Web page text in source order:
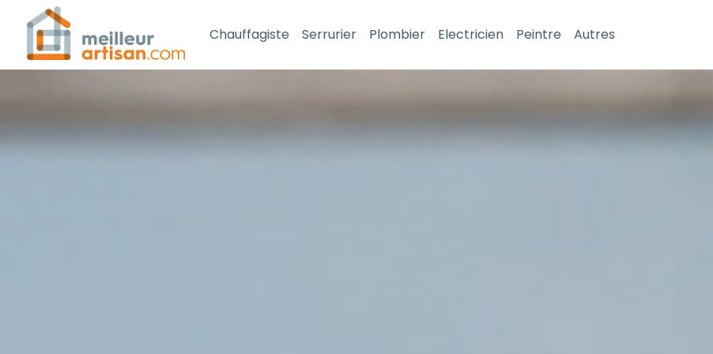
Chauffagiste Serrurier Plombier Electricien Peintre Autres